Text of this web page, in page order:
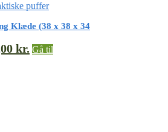
puffer
Klæde (38 x 38 x 34
kr. Gå til